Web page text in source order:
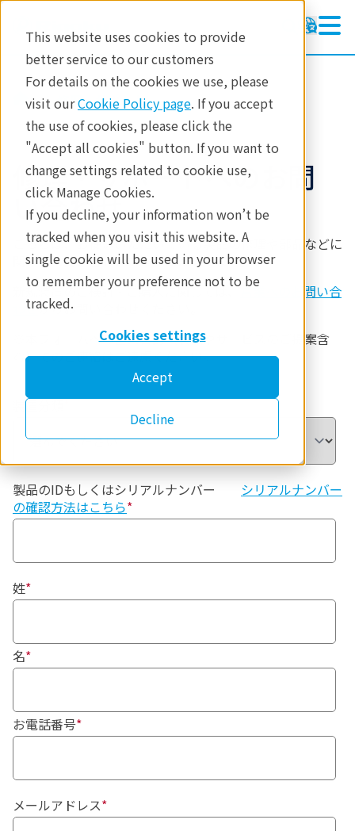
This website uses cookies to provide
better service to our customers
For details on the cookies we use, please
visit ourCookie Policy page. If you accept
the use of cookies, please click the
"Accept all cookies" button. If you want to
change settings related to cookie use,
click Manage Cookies.
If you decline, your information won’t be
tracked when you visit this website. A
single cookie will be used in your browser
to remember your preference not to be
tracked.
Cookies settings
Accept
Decline
修理・サポート
修理・サポートへのお問
い合わせ
こちらは、お使いいただいている製品の修理や部品などに
関するお問い合わせフォームになります。
新規装置のご検討・ご購入に関しては、営業へのお問い合
わせからお問い合わせください。
※本フォームへの営業目的（製品やサービスのご提案含
む）でのご連絡はご遠慮ください。
装置分類*
製品のIDもしくはシリアルナンバー シリアルナンバー
の確認方法はこちら*
姓*
名*
お電話番号*
メールアドレス*